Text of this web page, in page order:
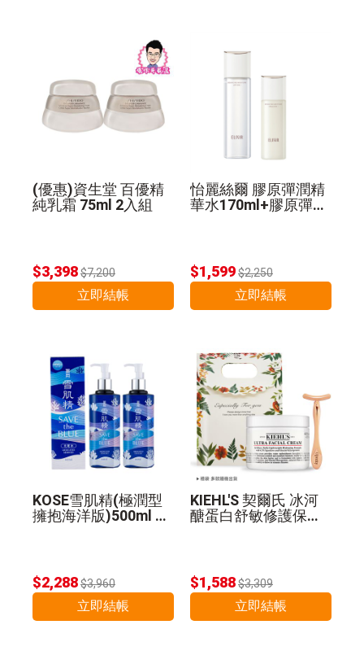
(優惠)資生堂 百優精
純乳霜 75ml 2入組
$3,398$7,200
立即結帳
怡麗絲爾 膠原彈潤精
華水170ml+膠原彈潤
$1,599$2,250
立即結帳
KOSE雪肌精(極潤型
擁抱海洋版)500ml 2
$2,288$3,960
立即結帳
KIEHL'S 契爾氏 冰河
醣蛋白舒敏修護保濕
$1,588$3,309
立即結帳